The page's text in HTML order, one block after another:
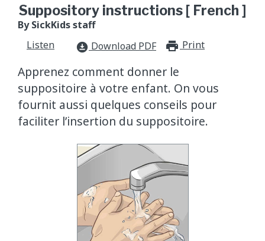
Suppository instructions [ French ]
By SickKids staff
Listen
download_for_offline Download PDF Print
Apprenez comment donner le
suppositoire à votre enfant. On vous
fournit aussi quelques conseils pour
faciliter l’insertion du suppositoire.